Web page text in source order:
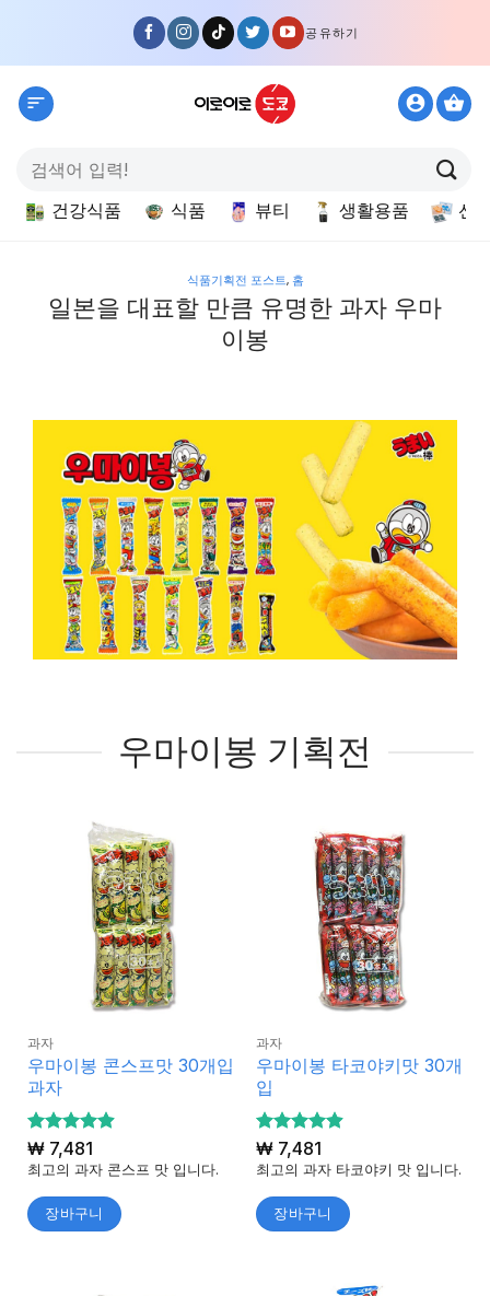
content
공유하기
색:
건강식품 식품 뷰티 생활용품 선
식품기획전 포스트, 홈
일본을 대표할 만큼 유명한 과자 우마
이봉
우마이봉 기획전
과자
우마이봉 콘스프맛 30개입
과자
5 중에서
4.87로 평
가됨
₩7,481
최고의 과자 콘스프 맛 입니다.
장바구니
과자
우마이봉 타코야키맛 30개
입
5 중에서
4.91로 평
가됨
₩7,481
최고의 과자 타코야키 맛 입니다.
장바구니